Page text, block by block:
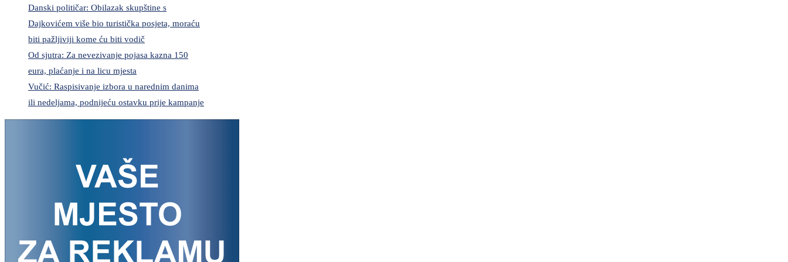
Danski političar: Obilazak skupštine s
Dajkovićem više bio turistička posjeta, moraću
biti pažljiviji kome ću biti vodič
Od sjutra: Za nevezivanje pojasa kazna 150
eura, plaćanje i na licu mjesta
Vučić: Raspisivanje izbora u narednim danima
ili nedeljama, podnijeću ostavku prije kampanje